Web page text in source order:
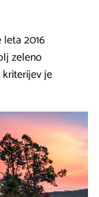
2016
zeleno
je